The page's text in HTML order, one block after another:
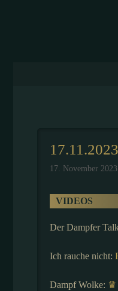
17.11.2023
17. November 2023
VIDEOS
Der Dampfer
Ich rauche nicht:
Dampf Wolke: ♛